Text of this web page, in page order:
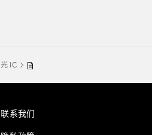
光 IC
联系我们